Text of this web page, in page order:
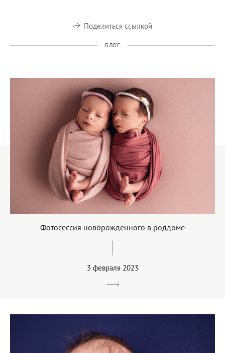
Поделиться ссылкой
БЛОГ
Фотосессия новорожденного в роддоме
3 февраля 2023